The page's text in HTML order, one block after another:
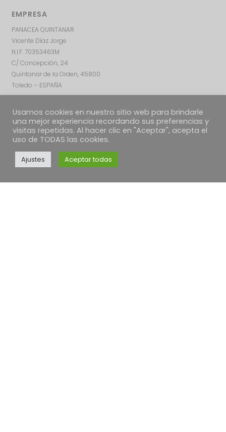
EMPRESA
PANACEA QUINTANAR
Vicente Díaz Jorge
N.I.F. 70353463M
C/ Concepción, 24
Quintanar de la Orden, 45800
Toledo – ESPAÑA
Usamos cookies en nuestro sitio web para brindarle
una mejor experiencia recordando sus preferencias y
visitas repetidas. Al hacer clic en "Aceptar", acepta el
uso de TODAS las cookies.
Ajustes Aceptar todas